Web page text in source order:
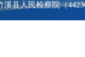
溪县人民检察院（